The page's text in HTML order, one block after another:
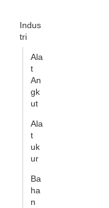
Indus
tri
Ala
t
An
gk
ut
Ala
t
uk
ur
Ba
ha
n